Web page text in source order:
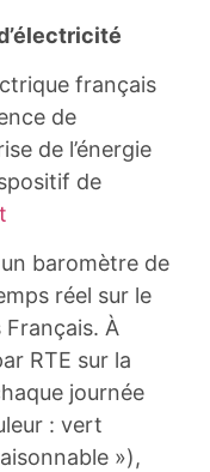
français
de
de l’énergie
de
baromètre de
réel sur le
À
RTE sur la
journée
: vert
»),